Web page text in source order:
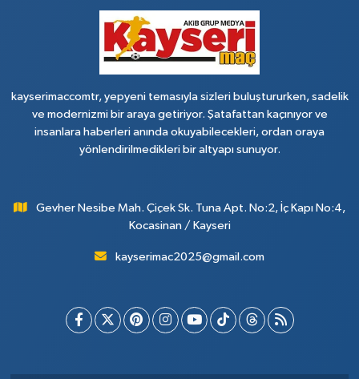
kayserimaccomtr, yepyeni temasıyla sizleri buluştururken, sadelik
ve modernizmi bir araya getiriyor. Şatafattan kaçınıyor ve
insanlara haberleri anında okuyabilecekleri, ordan oraya
yönlendirilmedikleri bir altyapı sunuyor.
Gevher Nesibe Mah. Çiçek Sk. Tuna Apt. No:2, İç Kapı No:4,
Kocasinan / Kayseri
kayserimac2025@gmail.com